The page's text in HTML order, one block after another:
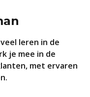
leren in de
je mee in de
met ervaren